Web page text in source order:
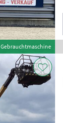
Gebrauchtmaschine